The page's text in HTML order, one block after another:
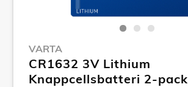
VARTA
CR1632 3V Lithium
Knappcellsbatteri 2-pack